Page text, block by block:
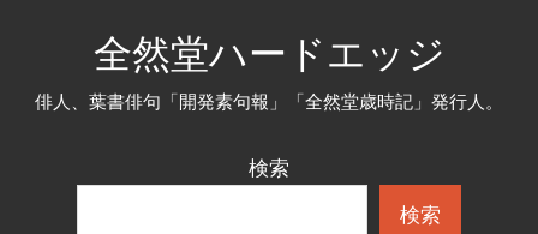
全然堂ハードエッジ
俳人、葉書俳句「開発素句報」「全然堂歳時記」発行人。
検索
検索